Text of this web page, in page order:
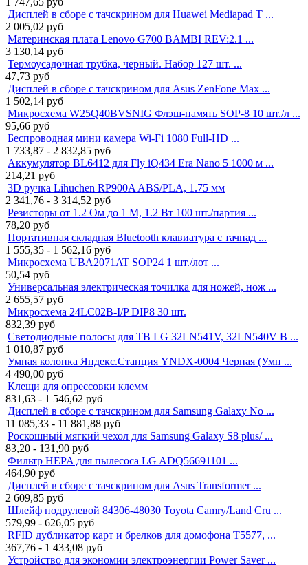
Дисплей в сборе с тачскрином для Huawei Mediapad T ...
2 005,02 руб
Материнская плата Lenovo G700 BAMBI REV:2.1 ...
3 130,14 руб
Термоусадочная трубка, черный. Набор 127 шт. ...
47,73 руб
Дисплей в сборе с тачскрином для Asus ZenFone Max ...
1 502,14 руб
Микросхема W25Q40BVSNIG Флэш-память SOP-8 10 шт./л ...
95,66 руб
Беспроводная мини камера Wi-Fi 1080 Full-HD ...
1 733,87 - 2 832,85 руб
Аккумулятор BL6412 для Fly iQ434 Era Nano 5 1000 м ...
214,21 руб
3D ручка Lihuchen RP900A ABS/PLA, 1.75 мм
2 341,76 - 3 314,52 руб
Резисторы от 1.2 Ом до 1 М, 1.2 Вт 100 шт./партия ...
78,20 руб
Портативная складная Bluetooth клавиатура с тачпад ...
1 555,35 - 1 562,16 руб
Микросхема UBA2071AT SOP24 1 шт./лот ...
50,54 руб
Универсальная электрическая точилка для ножей, нож ...
2 655,57 руб
Микросхема 24LC02B-I/P DIP8 30 шт.
832,39 руб
Светодиодные полосы для ТВ LG 32LN541V, 32LN540V B ...
1 010,87 руб
Умная колонка Яндекс.Станция YNDX-0004 Черная (Умн ...
4 490,00 руб
Клещи для опрессовки клемм
831,63 - 1 546,62 руб
Дисплей в сборе с тачскрином для Samsung Galaxy No ...
11 085,33 - 11 881,88 руб
Роскошный мягкий чехол для Samsung Galaxy S8 plus/ ...
83,20 - 131,90 руб
Фильтр HEPA для пылесоса LG ADQ56691101 ...
464,90 руб
Дисплей в сборе с тачскрином для Asus Transformer ...
2 609,85 руб
Шлейф подрулевой 84306-48030 Toyota Camry/Land Cru ...
579,99 - 626,05 руб
RFID дубликатор карт и брелков для домофона T5577, ...
367,76 - 1 433,08 руб
Устройство для экономии электроэнергии Power Saver ...